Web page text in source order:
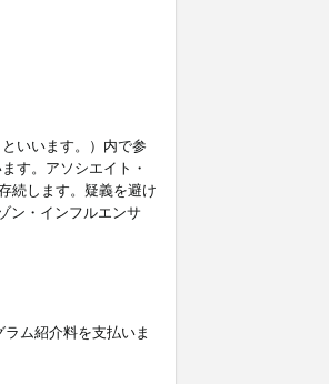
といいます。）内で参
す。アソシエイト・
続します。疑義を避け
ン・インフルエンサ
ム紹介料を支払いま